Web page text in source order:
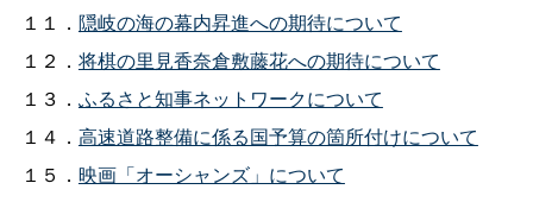
１１． 隠岐の海の幕内昇進への期待について
１２． 将棋の里見香奈倉敷藤花への期待について
１３． ふるさと知事ネットワークについて
１４． 高速道路整備に係る国予算の箇所付けについて
１５． 映画「オーシャンズ」について